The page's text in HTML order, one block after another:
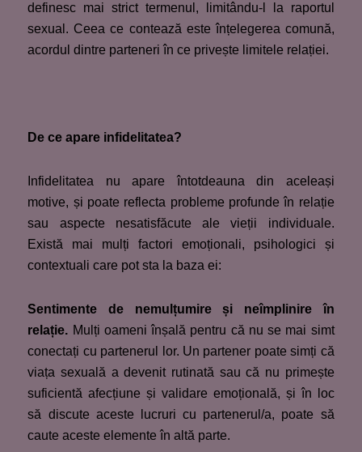
definesc mai strict termenul, limitându-l la raportul
sexual. Ceea ce contează este înțelegerea comună,
acordul dintre parteneri în ce privește limitele relației.
De ce apare infidelitatea?
Infidelitatea nu apare întotdeauna din aceleași
motive, și poate reflecta probleme profunde în relație
sau aspecte nesatisfăcute ale vieții individuale.
Există mai mulți factori emoționali, psihologici și
contextuali care pot sta la baza ei:
Sentimente de nemulțumire și neîmplinire în
relație. Mulți oameni înșală pentru că nu se mai simt
conectați cu partenerul lor. Un partener poate simți că
viața sexuală a devenit rutinată sau că nu primește
suficientă afecțiune și validare emoțională, și în loc
să discute aceste lucruri cu partenerul/a, poate să
caute aceste elemente în altă parte.